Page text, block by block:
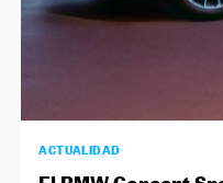
ACTUALIDAD